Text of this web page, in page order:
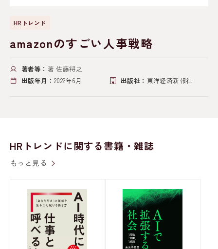
HRトレンド
amazonのすごい人事戦略
著者等： 著 佐藤将之
出版年月： 2022年6月 出版社： 東洋経済新報社
HRトレンドに関する書籍・雑誌
もっと見る